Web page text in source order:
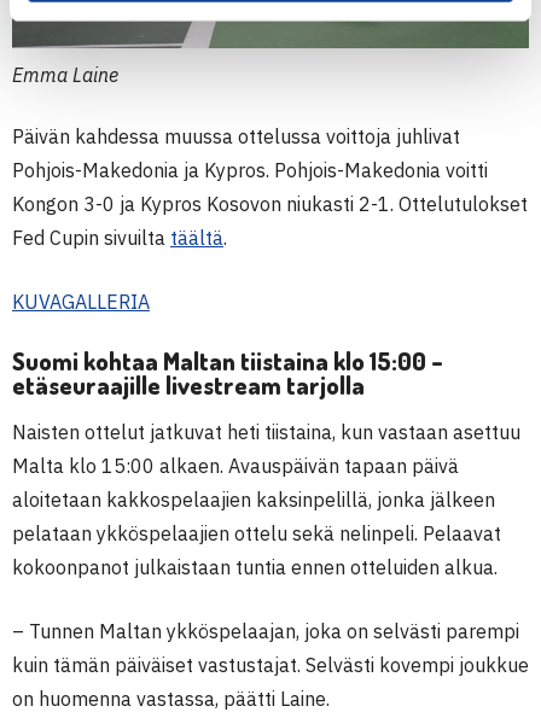
Emma Laine
Päivän kahdessa muussa ottelussa voittoja juhlivat
Pohjois-Makedonia ja Kypros. Pohjois-Makedonia voitti
Kongon 3-0 ja Kypros Kosovon niukasti 2-1. Ottelutulokset
Fed Cupin sivuilta täältä.
KUVAGALLERIA
Suomi kohtaa Maltan tiistaina klo 15:00 –
etäseuraajille livestream tarjolla
Naisten ottelut jatkuvat heti tiistaina, kun vastaan asettuu
Malta klo 15:00 alkaen. Avauspäivän tapaan päivä
aloitetaan kakkospelaajien kaksinpelillä, jonka jälkeen
pelataan ykköspelaajien ottelu sekä nelinpeli. Pelaavat
kokoonpanot julkaistaan tuntia ennen otteluiden alkua.
– Tunnen Maltan ykköspelaajan, joka on selvästi parempi
kuin tämän päiväiset vastustajat. Selvästi kovempi joukkue
on huomenna vastassa, päätti Laine.